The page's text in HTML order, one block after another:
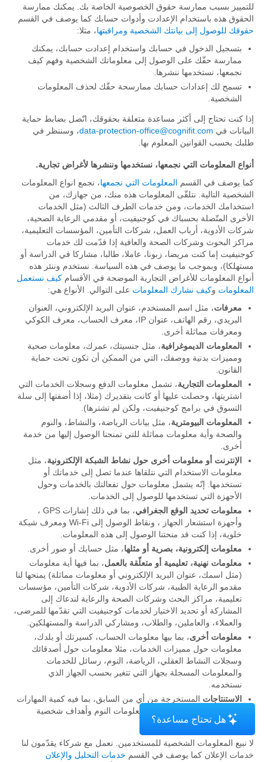
للتمييز بسبب ممارسة حقوق الخصوصية الخاصة بك. يمكنك ممارسة
الحقوق هذه باستخدام الإعدادت وأدوات حسابك كما يوصف في القسم
حقوقك للوصول إلى بيانتك الشخصية ومراقبتها، مثلا:
بتسجيل الدخول في حسابك واستخدام إعدادت حسابك، يمكنك
ممارسة حقّك على الوصول إلى معلوماتك الشخصية وفهم كيف
نجمعها، نستخدمها ننشرها.
تسمح لك إعدادات حسابك ممارسحة حقّك لحذف المعلومات
الشخصية.
إذا كنت تحتاج إلى أكثر مساعدة متعلقة بحقوقك، اتّصل بضابط حماية
البيانات في data-protection-office@cognifit.com، وسننظر في
طلبك بحسب القوانين المعلوم بها.
أنواع المعلومات التي نجمعها، نستخدمها وننشرها لأغراض تجارية.
كما يوصف في القسم المعلومات التي نجمعها، نجمع انواع المعلومات
الشخصية التالية. نتلقّى المعلومات هذه منك، من جهازك، من
استخدامك الخدمات، ومن خدمات الطرف الثالث (مثل الخدمات
الأخرى المتّصلة بحسباك في كوجنيفيت، أو مقدمي الرعاية الصحية،
شركات الأدوية، أرباب العمل، شركات التأمين، المؤسسات التعليمية،
مراكز البحوث وشركات الصحة والعافية إذا قدّمت لك خدمات
كوجنيفيت إما كنت مريضا، زبونا، عاملا، طالبا، مشاركا في الدراسة أو
مستهلكا)، وبموجب ما يوصف في هذه السياسة. نستخدم وننئر هذه
أنواع المعلومات للأغراض التجارية الموضحة في الأقسامكيف نستعمل
المعلومات وكيف نشارك المعلومات على التوالي. الأنواع هي:
معرفات، مثل اسم المستخدم، عنوان البريد الإلكتروني، العنوان
البريدي، رقم الهاتف، عنوان IP، معرف الحساب، معرف الكوكي
ومعرفات مماثلة أخرى.
المعلومات الديموغرافية، مثل جنسيتك، عمرك، معلومات صحية
ومميزات بدنية ووصفك، التي من الممكن أن تكون تحت حماية
القانون.
المعلومات التجارية، تشمل معلومات الدفع وسجلات الخدمات التي
اشتريتها، وحصلت عليها أو كانت بتقديرك (مثلا، إذا أضفتها إلى سلة
التسوق في برامج كوجنيفيت، ولكن لم تشترها).
المعلومات البيومترية، مثل بيانات الرياضة، والنشاط، والنوم
والصحة وأية معلومات مماثلة للتي تمنحنا الوصول إليها من خدمة
أخرى.
الإنترنت أو معلومات أخرى حول نشاط الشبكة الإلكترونية، مثل
معلومات الاستخدام التي نتلقاها عندما تصل إلى خدماتك أو
تستخدمها. إنّه يشمل معلومات حول تفعالتك بالخدمات وحول
الأجهزة التي تستخدمها للوصول إلى الخدمات.
معلومات تحديد الوقع الجغرافي
، بما في ذلك إشارات GPS ،
وأجهزة استشعار الجهاز ، ونقاط الوصول إلى Wi-Fi ومعرف شبكة
خلوية، إذا كنت قد منحتنا الوصول إلى هذه المعلومات.
معلومات إلكترونية، بصرية أو مثلها، مثل حسابك أو صور أخرى.
معلومات نهنية، تعليمية أو متعلّقة بالعمل، بما فيها أية معلومات
(مثل اسمك، عنوان البريد الإلكتروني أو معلومات مماثلة) يمنحها لنا
مقدمو الرعاية الطبية، شركات الأدوية، شركات التأمين، مؤسسات
تعليمية، مراكز البحث وشركات الصحة والرعاية لندعاك إلى
المشاركة أو تحديد الاختيار لخدمات كوجنيفيت التي تقدّمها للمرضى،
والعملاء، والعاملين، والطلاب، ومشاركي الدراسة والمستهلكين.
معلومات أخرى، بما بيها معلومات الحساب، كسيرتك أو بلدك،
معلومات حول مميزات الخدمات، مثلا معلومات حول أصدقائك
وسجلات النشاط العقلي، الرياضة، النوم، رسائل للخدمات
والمعلومات المسجلة بجهاز التي تتغير بحسب الجهاز الذي
نستخدمه.
الاستنتاجات المستخرجة من أي من السابق، بما فيه كمية المهارات
المعرفية التي قيّمتها، درّبتها، معلومات النوم وأهداف شخصية
للرياضة والنشاط.
لا نبيع المعلومات الشخصية للمستخدمين. نعمل مع شركاء يقدّمون لنا
خدمات الإعلان كما يوصف في القسم خدمات التحليل والإعلان
هل تحتاج مساعدة؟